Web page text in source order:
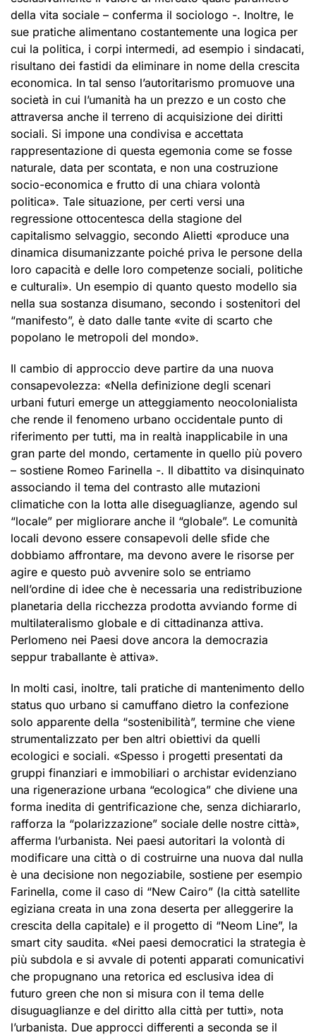
della vita sociale – conferma il sociologo -. Inoltre, le
sue pratiche alimentano costantemente una logica per
cui la politica, i corpi intermedi, ad esempio i sindacati,
risultano dei fastidi da eliminare in nome della crescita
economica. In tal senso l’autoritarismo promuove una
società in cui l’umanità ha un prezzo e un costo che
attraversa anche il terreno di acquisizione dei diritti
sociali. Si impone una condivisa e accettata
rappresentazione di questa egemonia come se fosse
naturale, data per scontata, e non una costruzione
socio-economica e frutto di una chiara volontà
politica». Tale situazione, per certi versi una
regressione ottocentesca della stagione del
capitalismo selvaggio, secondo Alietti «produce una
dinamica disumanizzante poiché priva le persone della
loro capacità e delle loro competenze sociali, politiche
e culturali». Un esempio di quanto questo modello sia
nella sua sostanza disumano, secondo i sostenitori del
“manifesto”, è dato dalle tante «vite di scarto che
popolano le metropoli del mondo».
Il cambio di approccio deve partire da una nuova
consapevolezza: «Nella definizione degli scenari
urbani futuri emerge un atteggiamento neocolonialista
che rende il fenomeno urbano occidentale punto di
riferimento per tutti, ma in realtà inapplicabile in una
gran parte del mondo, certamente in quello più povero
– sostiene Romeo Farinella -. Il dibattito va disinquinato
associando il tema del contrasto alle mutazioni
climatiche con la lotta alle diseguaglianze, agendo sul
“locale” per migliorare anche il “globale”. Le comunità
locali devono essere consapevoli delle sfide che
dobbiamo affrontare, ma devono avere le risorse per
agire e questo può avvenire solo se entriamo
nell’ordine di idee che è necessaria una redistribuzione
planetaria della ricchezza prodotta avviando forme di
multilateralismo globale e di cittadinanza attiva.
Perlomeno nei Paesi dove ancora la democrazia
seppur traballante è attiva».
In molti casi, inoltre, tali pratiche di mantenimento dello
status quo urbano si camuffano dietro la confezione
solo apparente della “sostenibilità”, termine che viene
strumentalizzato per ben altri obiettivi da quelli
ecologici e sociali. «Spesso i progetti presentati da
gruppi finanziari e immobiliari o archistar evidenziano
una rigenerazione urbana “ecologica” che diviene una
forma inedita di gentrificazione che, senza dichiararlo,
rafforza la “polarizzazione” sociale delle nostre città»,
afferma l’urbanista. Nei paesi autoritari la volontà di
modificare una città o di costruirne una nuova dal nulla
è una decisione non negoziabile, sostiene per esempio
Farinella, come il caso di “New Cairo” (la città satellite
egiziana creata in una zona deserta per alleggerire la
crescita della capitale) e il progetto di “Neom Line”, la
smart city saudita. «Nei paesi democratici la strategia è
più subdola e si avvale di potenti apparati comunicativi
che propugnano una retorica ed esclusiva idea di
futuro green che non si misura con il tema delle
disuguaglianze e del diritto alla città per tutti», nota
l’urbanista. Due approcci differenti a seconda se il